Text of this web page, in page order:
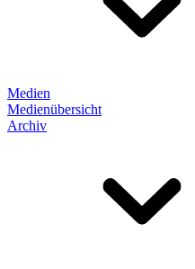
Medien
Medienübersicht
Archiv